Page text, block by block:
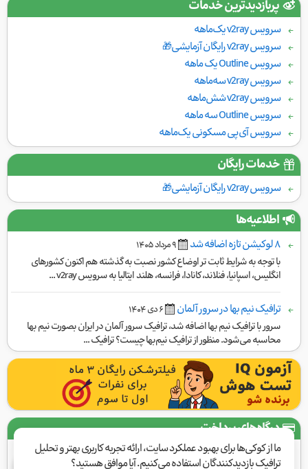
ما از کوکی‌ها برای بهبود عملکرد سایت، ارائه تجربه کاربری بهتر و تحلیل
ترافیک بازدیدکنندگان استفاده می‌کنیم. آیا موافق هستید؟
پربازدیدترین خدمات
سرویس v2ray یک‌ماهه
سرویس v2ray رایگان آزمایشی🎁
سرویس Outline یک ماهه
سرویس v2ray سه‌ماهه
سرویس v2ray شش‌ماهه
سرویس Outline سه ماهه
سرویس آی‌پی مسکونی یک‌ماهه
خدمات رایگان
سرویس v2ray رایگان آزمایشی🎁
اطلاعیه‌ها
۸ لوکیشن تازه اضافه شد ٩ مرداد ١۴۰۵
با توجه به شرایط ثابت تر اوضاع کشور نصبت به گذشته هم اکنون کشورهای
انگلیس، اسپانیا، فنلاند، کانادا، فرانسه، هلند ایتالیا به سرویس v2ray ...
ترافیک نیم بها در سرور آلمان ۶ دی ١۴۰۴
سرور با ترافیک نیم بها اضافه شد، ترافیک سرور آلمان در ایران بصورت نیم بها
محاسبه می‌شود. منظور از ترافیک نیم‌بها چیست؟ ترافیک ...
درگاه‌های پرداخت